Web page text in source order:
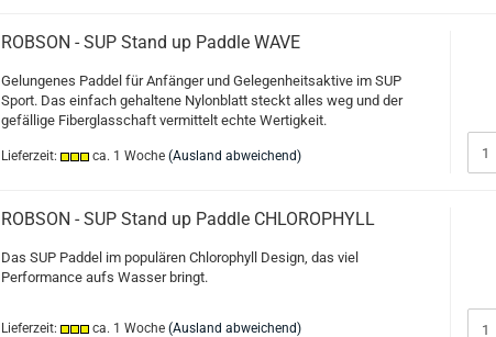
ROBSON - SUP Stand up Paddle WAVE
Gelungenes Paddel für Anfänger und Gelegenheitsaktive im SUP
Sport. Das einfach gehaltene Nylonblatt steckt alles weg und der
gefällige Fiberglasschaft vermittelt echte Wertigkeit.
Lieferzeit: ca. 1 Woche (Ausland abweichend)
ROBSON - SUP Stand up Paddle CHLOROPHYLL
Das SUP Paddel im populären Chlorophyll Design, das viel
Performance aufs Wasser bringt.
Lieferzeit: ca. 1 Woche (Ausland abweichend)